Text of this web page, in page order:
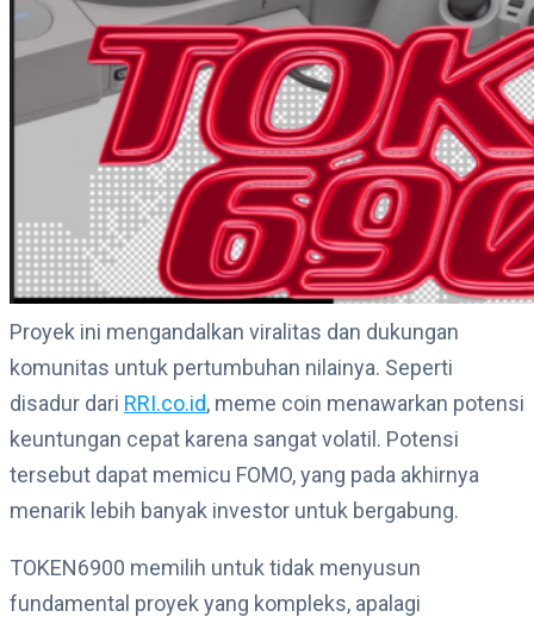
Proyek ini mengandalkan viralitas dan dukungan
komunitas untuk pertumbuhan nilainya. Seperti
disadur dari RRI.co.id, meme coin menawarkan potensi
keuntungan cepat karena sangat volatil. Potensi
tersebut dapat memicu FOMO, yang pada akhirnya
menarik lebih banyak investor untuk bergabung.
TOKEN6900 memilih untuk tidak menyusun
fundamental proyek yang kompleks, apalagi